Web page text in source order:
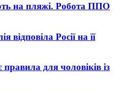
на пляжі. Робота ППО
відповіла Росії на її
для чоловіків із